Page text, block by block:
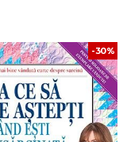
-30%